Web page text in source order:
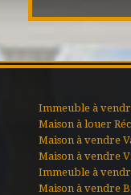
Immeuble à
Maison à louer
Maison à vendre
Maison à vendre
Immeuble à
Maison à vendre